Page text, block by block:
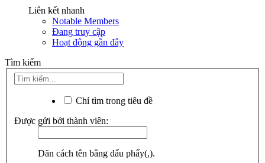
Liên kết nhanh
Notable Members
Đang truy cập
Hoạt động gần đây
Tìm kiếm
Chỉ tìm trong tiêu đề
Được gửi bởi thành viên:
Dãn cách tên bằng dấu phẩy(,).